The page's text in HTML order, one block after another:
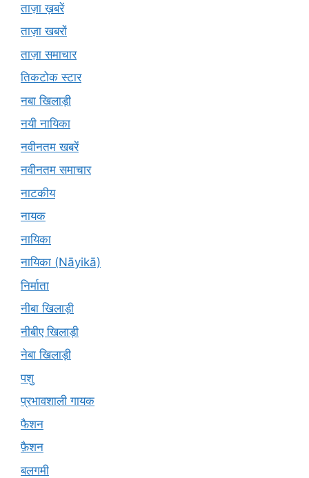
ताज़ा ख़बरें
ताज़ा खबरों
ताज़ा समाचार
तिकटोक स्टार
नबा खिलाड़ी
नयी नायिका
नवीनतम खबरें
नवीनतम समाचार
नाटकीय
नायक
नायिका
नायिका (Nāyikā)
निर्माता
नीबा खिलाड़ी
नीबीए खिलाड़ी
नेबा खिलाड़ी
पशु
प्रभावशाली गायक
फैशन
फ़ैशन
बलगमी